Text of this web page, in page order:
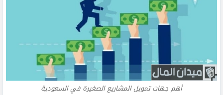
أهم جهات تمويل المشاريع الصغيرة في السعودية